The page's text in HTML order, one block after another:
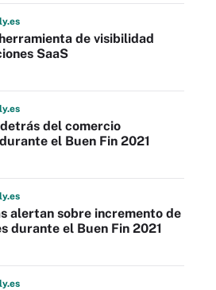
.es
de visibilidad
SaaS
.es
del comercio
el Buen Fin 2021
.es
alertan sobre incremento de
durante el Buen Fin 2021
.es